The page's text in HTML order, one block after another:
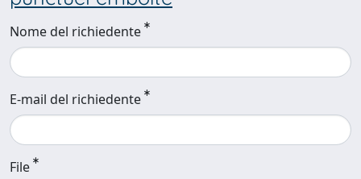
Nome del richiedente
E-mail del richiedente
File